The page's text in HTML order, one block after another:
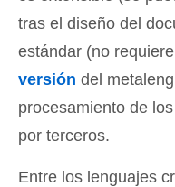
tras el diseño del
estándar (no
versión del
procesamiento de
por terceros.
Entre los lenguajes